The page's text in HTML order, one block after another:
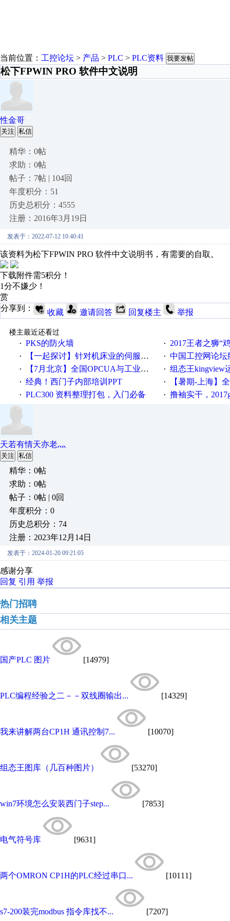
当前位置： 工控论坛 > 产品 > PLC > PLC资料 我要发帖
松下FPWIN PRO 软件中文说明
性金哥
关注 私信
精华：0帖
求助：0帖
帖子：7帖 | 104回
年度积分：51
历史总积分：4555
注册：2016年3月19日
发表于：2022-07-12 10:40:41
该资料为松下FPWIN PRO 软件中文说明书，有需要的自取。
下载附件需5积分！
1分不嫌少！
赏
分享到：
收藏 邀请回答 回复楼主 举报
楼主最近还看过
· PKS的防火墙 · 2017王者之狮“鸡”情签到
· 【一起探讨】针对机床业的伺服系统发展，您的期望是什么？ · 中国工控网论坛版
· 【7月北京】全国OPCUA与工业互联技术培训班通知！ · 组态王kingview
· 经典！西门子内部培训PPT · 【暑期-上海】全国工业
· PLC300 资料整理打包，入门必备 · 撸袖实干，2017gongkong®第
天若有情天亦老灬
关注 私信
精华：0帖
求助：0帖
帖子：0帖 | 0回
年度积分：0
历史总积分：74
注册：2023年12月14日
发表于：2024-01-20 09:21:05
感谢分享
回复 引用 举报
热门招聘
相关主题
国产PLC 图片 [14979]
PLC编程经验之二－－双线圈输出... [14329]
我来讲解两台CP1H 通讯控制7... [10070]
组态王图库（几百种图片） [53270]
win7环境怎么安装西门子step... [7853]
电气符号库 [9631]
两个OMRON CP1H的PLC经过串口... [10111]
s7-200装完modbus 指令库找不... [7207]